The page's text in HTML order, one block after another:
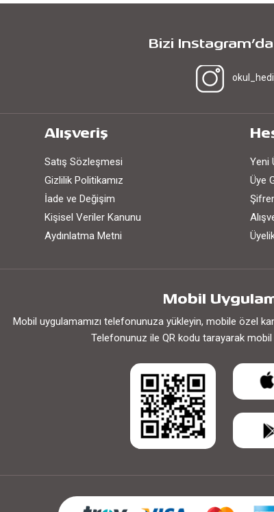
Bizi
Alışveriş
Satış Sözleşmesi
Gizlilik Politikamız
İade ve Değişim
Kişisel Veriler Kanunu
Aydınlatma Metni
Yeni
Üye
Mobil
Mobil uygulamamızı telefonunuza yükleyin, mobile özel
Telefonunuz ile QR kodu tarayarak mobil